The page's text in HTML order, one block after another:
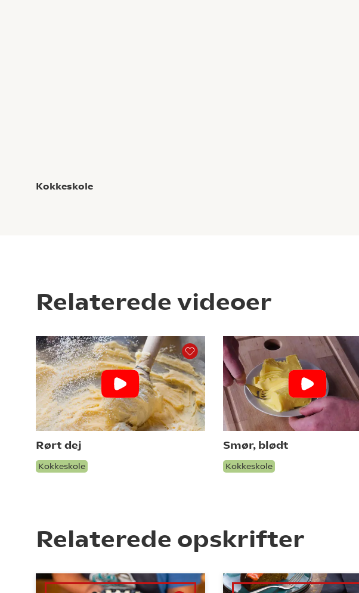
Kokkeskole
Relaterede videoer
Rørt dej
Kokkeskole
Smør, blødt
Kokkeskole
Relaterede opskrifter